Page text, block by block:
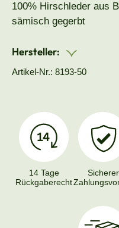
100% Hirschleder aus
sämisch gegerbt
Hersteller:
Artikel-Nr.: 8193-50
14 Tage
Rückgaberecht
Sicherer